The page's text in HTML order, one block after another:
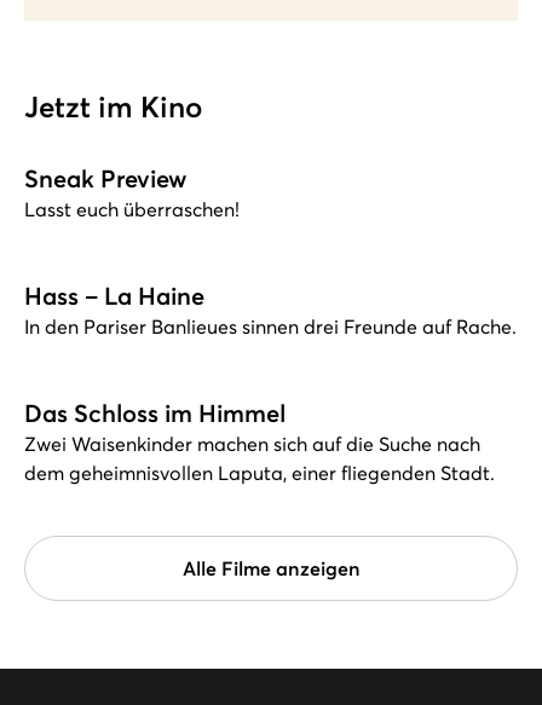
Jetzt im Kino
Sneak Preview
Lasst euch überraschen!
Hass – La Haine
In den Pariser Banlieues sinnen drei Freunde auf Rache.
Das Schloss im Himmel
Zwei Waisenkinder machen sich auf die Suche nach
dem geheimnisvollen Laputa, einer fliegenden Stadt.
Alle Filme anzeigen